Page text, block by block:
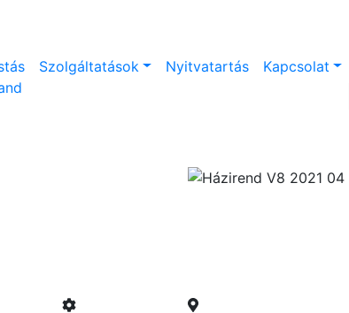
Szolgáltatások Nyitvatartás Kapcsolat